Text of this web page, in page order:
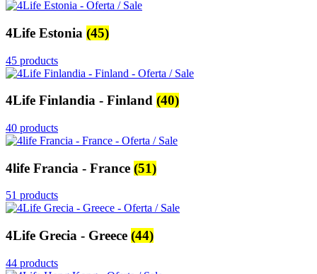
4Life Estonia (45)
45 products
4Life Finlandia - Finland (40)
40 products
4life Francia - France (51)
51 products
4Life Grecia - Greece (44)
44 products